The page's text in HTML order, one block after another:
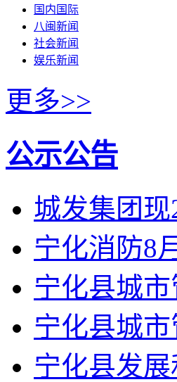
国内国际
八闽新闻
社会新闻
娱乐新闻
更多>>
公示公告
城发集团
宁化消防8
宁化县城
宁化县城
宁化县发